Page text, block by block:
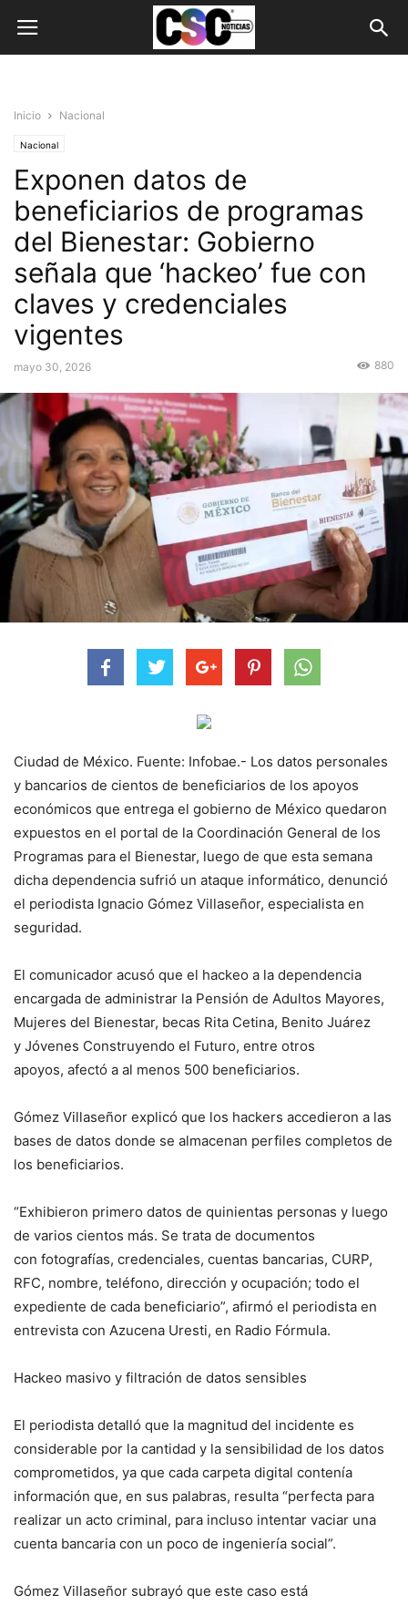
Inicio Nacional
Nacional
Exponen datos de
beneficiarios de programas
del Bienestar: Gobierno
señala que ‘hackeo’ fue con
claves y credenciales
vigentes
mayo 30, 2026 880
Ciudad de México. Fuente: Infobae.- Los datos personales
y bancarios de cientos de beneficiarios de los apoyos
económicos que entrega el gobierno de México quedaron
expuestos en el portal de la Coordinación General de los
Programas para el Bienestar, luego de que esta semana
dicha dependencia sufrió un ataque informático, denunció
el periodista Ignacio Gómez Villaseñor, especialista en
seguridad.
El comunicador acusó que el hackeo a la dependencia
encargada de administrar la Pensión de Adultos Mayores,
Mujeres del Bienestar, becas Rita Cetina, Benito Juárez
y Jóvenes Construyendo el Futuro, entre otros
apoyos, afectó a al menos 500 beneficiarios.
Gómez Villaseñor explicó que los hackers accedieron a las
bases de datos donde se almacenan perfiles completos de
los beneficiarios.
“Exhibieron primero datos de quinientas personas y luego
de varios cientos más. Se trata de documentos
con fotografías, credenciales, cuentas bancarias, CURP,
RFC, nombre, teléfono, dirección y ocupación; todo el
expediente de cada beneficiario”, afirmó el periodista en
entrevista con Azucena Uresti, en Radio Fórmula.
Hackeo masivo y filtración de datos sensibles
El periodista detalló que la magnitud del incidente es
considerable por la cantidad y la sensibilidad de los datos
comprometidos, ya que cada carpeta digital contenía
información que, en sus palabras, resulta “perfecta para
realizar un acto criminal, para incluso intentar vaciar una
cuenta bancaria con un poco de ingeniería social”.
Gómez Villaseñor subrayó que este caso está